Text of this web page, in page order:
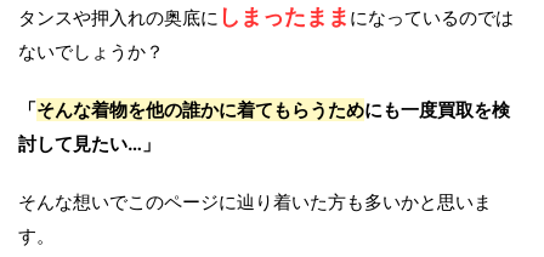
タンスや押入れの奥底に しまったまま になっているのでは
ないでしょうか？
「そんな着物を他の誰かに着てもらうためにも一度買取を検
討して見たい…」
そんな想いでこのページに辿り着いた方も多いかと思いま
す。